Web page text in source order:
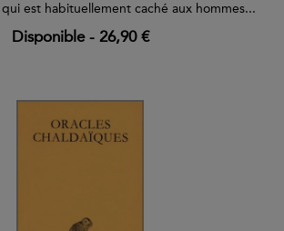
est habituellement caché aux hommes...
Disponible- 26,90 €